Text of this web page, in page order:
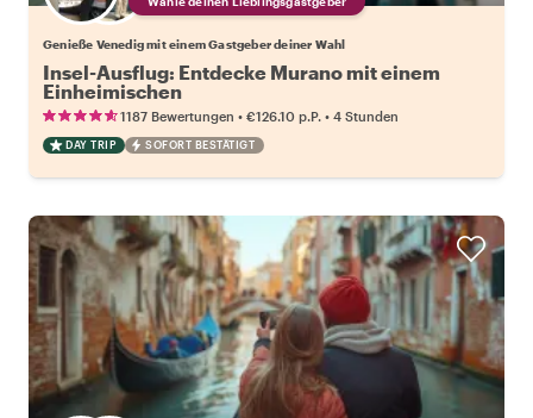
Genieße Venedig mit einem Gastgeber deiner Wahl
Insel-Ausflug: Entdecke Murano mit einem
Einheimischen
1187 Bewertungen • €126.10 p.P. • 4 Stunden
DAY TRIP SOFORT BESTÄTIGT